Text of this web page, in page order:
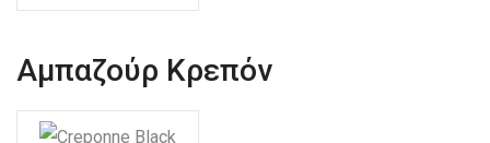
Αμπαζούρ Κρεπόν